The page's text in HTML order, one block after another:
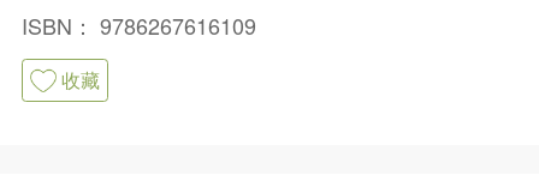
ISBN： 9786267616109
收藏